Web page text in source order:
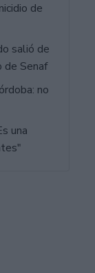
de
salió de
de Senaf
no
una